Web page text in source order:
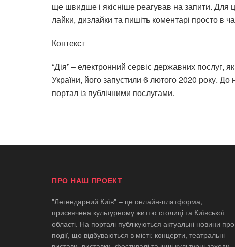
ще швидше і якісніше реагував на запити. Для
лайки, дизлайки та пишіть коментарі просто в
Контекст
“Дія” – електронний сервіс державних послуг,
України, йогозапустили 6 лютого 2020 року. До
портал із публічними послугами.
ПРО НАШ ПРОЕКТ
"Легендарний Київ" – це онлайн-платформа,
присвячена культурному життю столиці та Київської
області. На порталі публікуються актуальні новини про
події, що відбуваються в місті: концерти, театральні